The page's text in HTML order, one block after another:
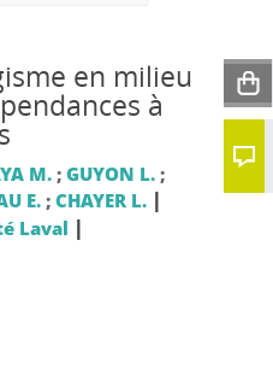
en milieu
à
M.; GUYON L.;
E.; CHAYER L. |
Laval |